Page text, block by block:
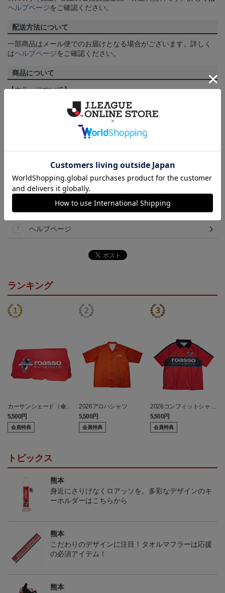
ヘルプページをご確認ください。
配送方法について
一部商品はメール便でのお届けとなる場合がございます。詳しく
はヘルプページをご確認ください。
商品について
【カラーについて】
のメーカー・機種・画面設定等により、実際の商品の色と異なっ
て見える場合がございます。あらかじめご了承ください。
その他
決済について
ギフト対応について
ヘルプページ
ランキング
カーサンシェード（傘
型）
5,500円
会員特典
2026アロハシャツ
5,500円
会員特典
2026コンフィットシャツ
（襟付き）
5,500円
会員特典
トピックス
熊本
身近にさりげなくロアッソを。多彩なデザインのキ
ーホルダーはこちらから
熊本
こだわりのデザインに注目！タオルマフラーは応援
の必須アイテム！
熊本